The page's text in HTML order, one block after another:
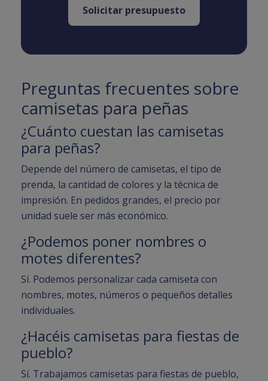
Solicitar presupuesto
Preguntas frecuentes sobre
camisetas para peñas
¿Cuánto cuestan las camisetas
para peñas?
Depende del número de camisetas, el tipo de
prenda, la cantidad de colores y la técnica de
impresión. En pedidos grandes, el precio por
unidad suele ser más económico.
¿Podemos poner nombres o
motes diferentes?
Sí. Podemos personalizar cada camiseta con
nombres, motes, números o pequeños detalles
individuales.
¿Hacéis camisetas para fiestas de
pueblo?
Sí. Trabajamos camisetas para fiestas de pueblo,